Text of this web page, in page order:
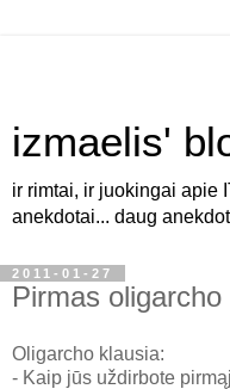
izmaelis'
ir rimtai, ir juokingai apie
anekdotai... daug
2011-01-27
Pirmas oligarcho
Oligarcho klausia:
- Kaip jūs uždirbote